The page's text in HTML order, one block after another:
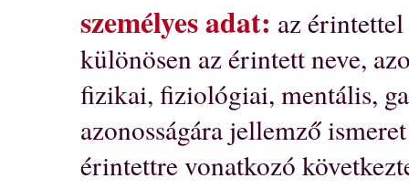
személyes adat: az
különösen az érintett neve,
fizikai, fiziológiai, mentális,
azonosságára jellemző
érintettre vonatkozó